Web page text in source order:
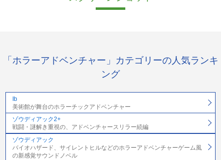
「ホラーアドベンチャー」カテゴリーの人気ランキ
ング
Ib
美術館が舞台のホラーチックアドベンチャー
ゾウディアック2+
戦闘・謎解き重視の、アドベンチャースリラー続編
ゾウディアック
バイオハザード、サイレントヒルなどのホラーアドベンチャーゲーム風
の新感覚サウンドノベル